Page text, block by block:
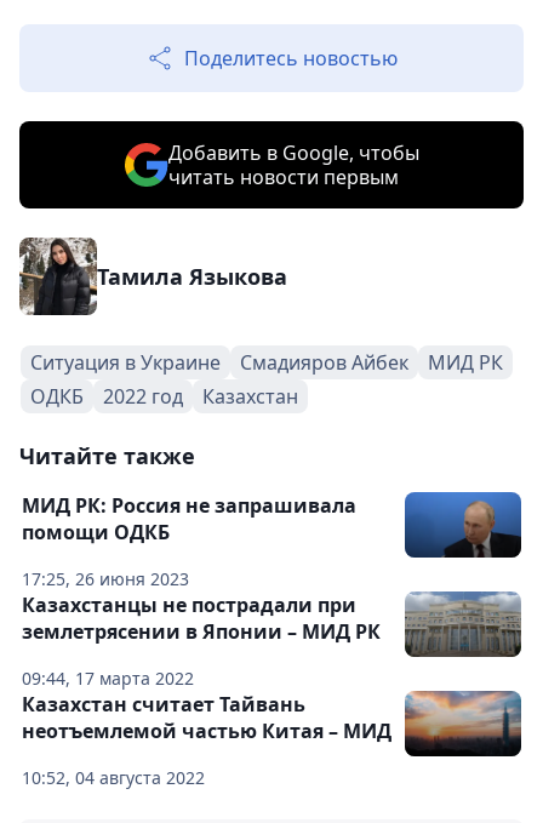
Поделитесь новостью
Добавить в Google, чтобы
читать новости первым
Тамила Языкова
Ситуация в Украине Смадияров Айбек
МИД РК
ОДКБ
2022 год Казахстан
Читайте также
17:25, 26 июня 2023
МИД РК: Россия не запрашивала
помощи ОДКБ
09:44, 17 марта 2022
Казахстанцы не пострадали при
землетрясении в Японии – МИД РК
10:52, 04 августа 2022
Казахстан считает Тайвань
неотъемлемой частью Китая – МИД